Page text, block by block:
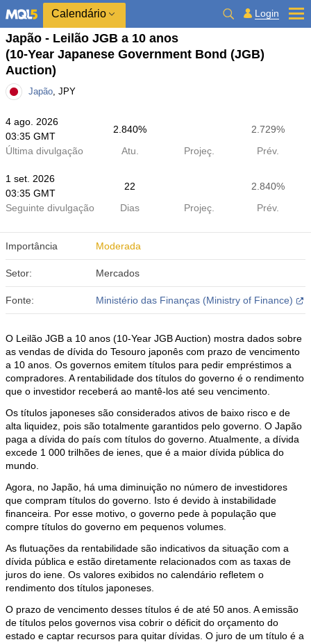
Calendário Login
Japão - Leilão JGB a 10 anos
(10-Year Japanese Government Bond (JGB)
Auction)
Japão, JPY
4 ago. 2026
03:35 GMT
2.840%
2.729%
Última divulgação
Atu. Projeç. Prév.
1 set. 2026
03:35 GMT
22
2.840%
Seguinte divulgação
Dias Projeç. Prév.
Importância Moderada
Setor: Mercados
Fonte: Ministério das Finanças (Ministry of Finance)
O Leilão JGB a 10 anos (10-Year JGB Auction) mostra dados sobre
as vendas de dívida do Tesouro japonês com prazo de vencimento
a 10 anos. Os governos emitem títulos para pedir empréstimos a
compradores. A rentabilidade dos títulos do governo é o rendimento
que o investidor receberá ao mantê-los até seu vencimento.
Os títulos japoneses são considerados ativos de baixo risco e de
alta liquidez, pois são totalmente garantidos pelo governo. O Japão
paga a dívida do país com títulos do governo. Atualmente, a dívida
excede 1 000 trilhões de ienes, que é a maior dívida pública do
mundo.
Agora, no Japão, há uma diminuição no número de investidores
que compram títulos do governo. Isto é devido à instabilidade
financeira. Por esse motivo, o governo pede à população que
compre títulos do governo em pequenos volumes.
As flutuações da rentabilidade são indicativos da situação com a
dívida pública e estão diretamente relacionados com as taxas de
juros do iene. Os valores exibidos no calendário refletem o
rendimento dos títulos japoneses.
O prazo de vencimento desses títulos é de até 50 anos. A emissão
de títulos pelos governos visa cobrir o déficit do orçamento do
estado e captar recursos para quitar dívidas. O juro de um título é a